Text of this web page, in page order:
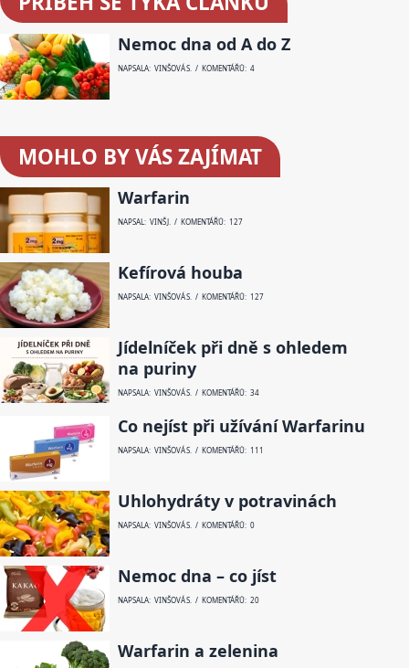
Nemoc dna od A do Z
NAPSALA: VINŠOVÁ S. / KOMENTÁŘŮ: 4
MOHLO BY VÁS ZAJÍMAT
Warfarin
NAPSAL: VINŠ J. / KOMENTÁŘŮ: 127
Kefírová houba
NAPSALA: VINŠOVÁ S. / KOMENTÁŘŮ: 127
Jídelníček při dně s ohledem
na puriny
NAPSALA: VINŠOVÁ S. / KOMENTÁŘŮ: 34
Co nejíst při užívání Warfarinu
NAPSALA: VINŠOVÁ S. / KOMENTÁŘŮ: 111
Uhlohydráty v potravinách
NAPSALA: VINŠOVÁ S. / KOMENTÁŘŮ: 0
Nemoc dna – co jíst
NAPSALA: VINŠOVÁ S. / KOMENTÁŘŮ: 20
Warfarin a zelenina